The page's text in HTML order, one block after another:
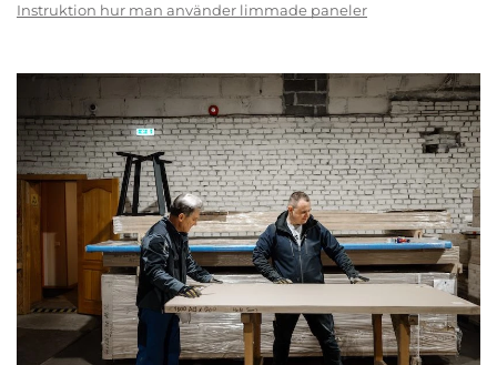
Instruktion hur man använder limmade paneler